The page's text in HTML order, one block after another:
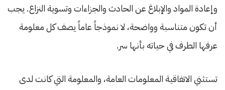
وإعادة المواد والإبلاغ عن الحادث والجزاءات وتسوية النزاع. يجب
أن تكون متناسبة وواضحة، لا نموذجاً عاماً يصف كل معلومة
عرفها الطرف في حياته بأنها سر.
تستثني الاتفاقية المعلومات العامة، والمعلومة التي كانت لدى